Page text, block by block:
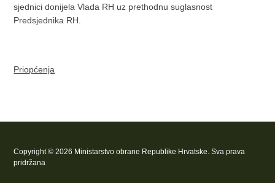
sjednici donijela Vlada RH uz prethodnu suglasnost
Predsjednika RH.
Priopćenja
Copyright © 2026 Ministarstvo obrane Republike Hrvatske. Sva prava
pridržana